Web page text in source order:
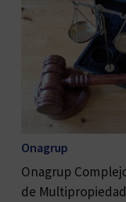
Onagrup
Onagrup
de